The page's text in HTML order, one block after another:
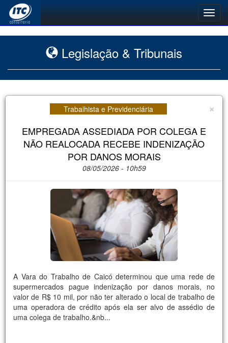
Legislação & Tribunais
×
Trabalhista e Previdenciária
EMPREGADA ASSEDIADA POR COLEGA E
NÃO REALOCADA RECEBE INDENIZAÇÃO
POR DANOS MORAIS
08/05/2026 - 10h59
A Vara do Trabalho de Caicó determinou que uma rede de
supermercados pague indenização por danos morais, no
valor de R$ 10 mil, por não ter alterado o local de trabalho de
uma operadora de crédito após ela ser alvo de assédio de
uma colega de trabalho.&nb...